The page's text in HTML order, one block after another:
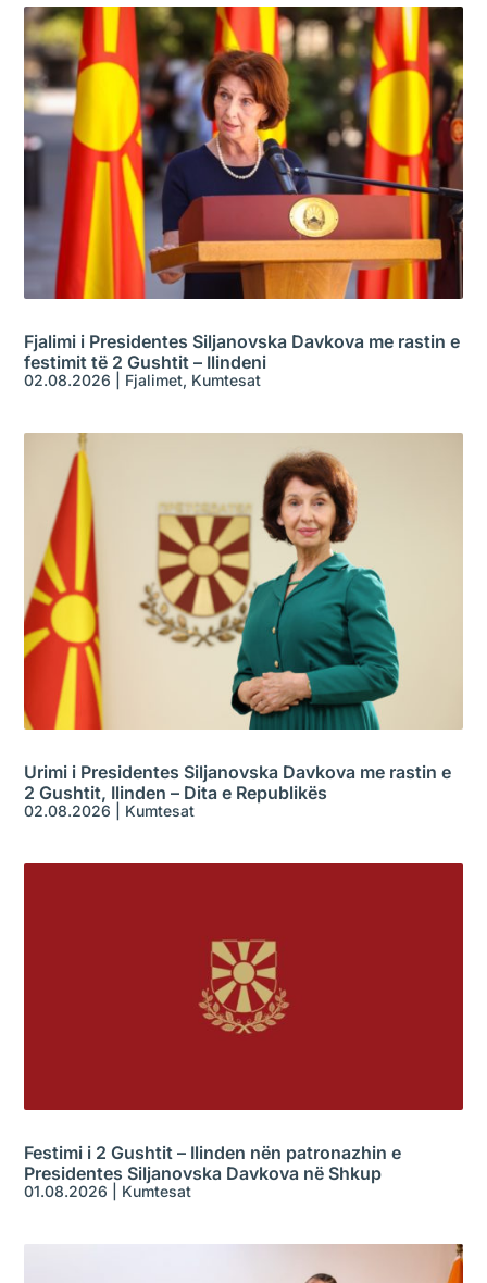
Fjalimi i Presidentes Siljanovska Davkova me rastin e
festimit të 2 Gushtit – Ilindeni
02.08.2026 Fjalimet, Kumtesat
Urimi i Presidentes Siljanovska Davkova me rastin e
2 Gushtit, Ilinden – Dita e Republikës
02.08.2026 Kumtesat
Festimi i 2 Gushtit – Ilinden nën patronazhin e
Presidentes Siljanovska Davkova në Shkup
01.08.2026 Kumtesat